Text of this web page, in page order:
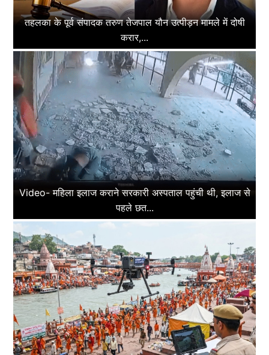
तहलका के पूर्व संपादक तरुण तेजपाल यौन उत्पीड़न मामले में दोषी
करार,...
Video- महिला इलाज कराने सरकारी अस्पताल पहुंची थी, इलाज से
पहले छत...